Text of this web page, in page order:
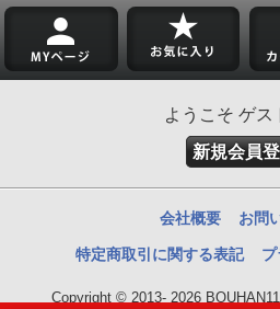
ようこそ ゲス
新規会員
会社概要 お問
特定商取引に関する表記
Copyright © 2013- 2026